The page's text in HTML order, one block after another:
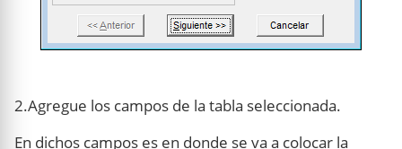
2.Agregue los campos de la tabla seleccionada.
En dichos campos es en donde se va a colocar la